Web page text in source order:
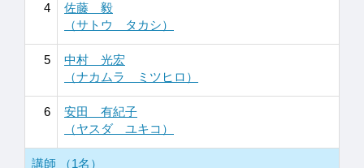
4
佐藤 毅
（サトウ タカシ）
5
中村 光宏
（ナカムラ ミツヒロ）
6
安田 有紀子
（ヤスダ ユキコ）
講師 （1名）